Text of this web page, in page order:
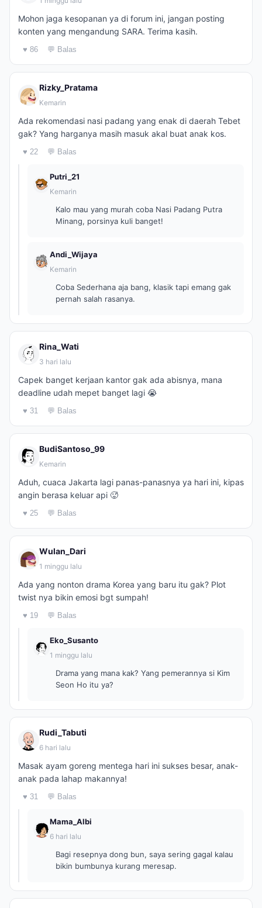
Mohon jaga kesopanan ya di forum ini, jangan posting
konten yang mengandung SARA. Terima kasih.
♥ 86 💬 Balas
Rizky_Pratama
Kemarin
Ada rekomendasi nasi padang yang enak di daerah Tebet
gak? Yang harganya masih masuk akal buat anak kos.
♥ 22 💬 Balas
Putri_21
Kemarin
Kalo mau yang murah coba Nasi Padang Putra
Minang, porsinya kuli banget!
Andi_Wijaya
Kemarin
Coba Sederhana aja bang, klasik tapi emang gak
pernah salah rasanya.
Rina_Wati
3 hari lalu
Capek banget kerjaan kantor gak ada abisnya, mana
deadline udah mepet banget lagi 😭
♥ 31 💬 Balas
BudiSantoso_99
Kemarin
Aduh, cuaca Jakarta lagi panas-panasnya ya hari ini, kipas
angin berasa keluar api 🥵
♥ 25 💬 Balas
Wulan_Dari
1 minggu lalu
Ada yang nonton drama Korea yang baru itu gak? Plot
twist nya bikin emosi bgt sumpah!
♥ 19 💬 Balas
Eko_Susanto
1 minggu lalu
Drama yang mana kak? Yang pemerannya si Kim
Seon Ho itu ya?
Rudi_Tabuti
6 hari lalu
Masak ayam goreng mentega hari ini sukses besar, anak-
anak pada lahap makannya!
♥ 31 💬 Balas
Mama_Albi
6 hari lalu
Bagi resepnya dong bun, saya sering gagal kalau
bikin bumbunya kurang meresap.